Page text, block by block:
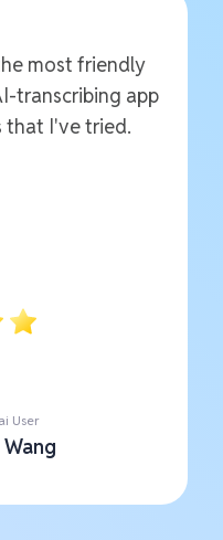
most friendly
transcribing app
that I've tried.
User